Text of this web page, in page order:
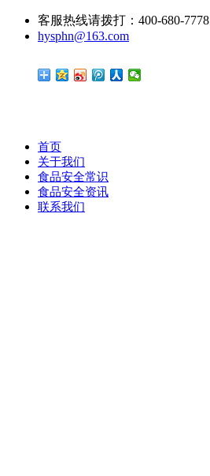
客服热线请拨打：400-680-7778
hysphn@163.com
首页
关于我们
食品安全常识
食品安全资讯
联系我们